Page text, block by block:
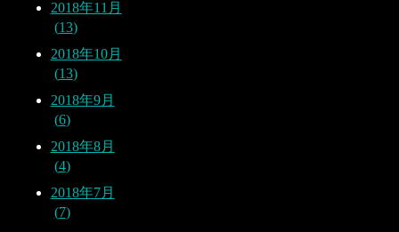
2018年11月
13
2018年10月
13
2018年9月
6
2018年8月
4
2018年7月
7